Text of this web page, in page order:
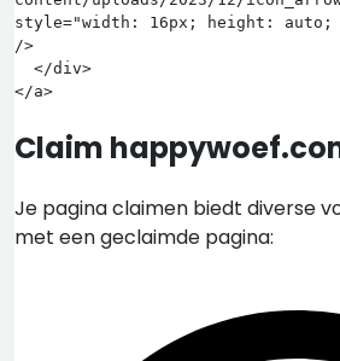
style="width: 16px; height:
/>
Claim
Je pagina claimen biedt diverse
met een geclaimde pagina: